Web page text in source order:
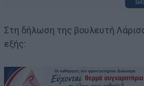
Στη δήλωση της βουλευτή
εξής: